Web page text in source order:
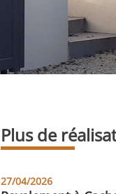
Plus de
27/04/2026